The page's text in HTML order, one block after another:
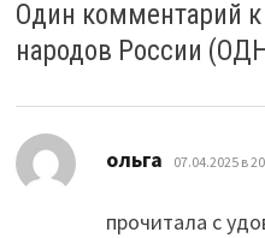
Один комментарий к
народов России
ольга 07.04.2025 в
прочитала с